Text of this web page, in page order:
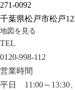
271-0092
千葉県松戸市松戸
地図を見る
TEL
0120-998-112
営業時間
平日 11:00～13:30